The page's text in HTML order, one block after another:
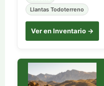
Llantas Todoterreno
Ver en Inventario →